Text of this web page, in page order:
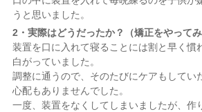
うと思いました。
2・実際はどうだったか？（矯正をやってみ
装置を口に入れて寝ることには割と早く慣
白がっていました。
調整に通うので、そのたびにケアもしてい
心配もありませんでした。
一度、装置をなくしてしまいましたが、作